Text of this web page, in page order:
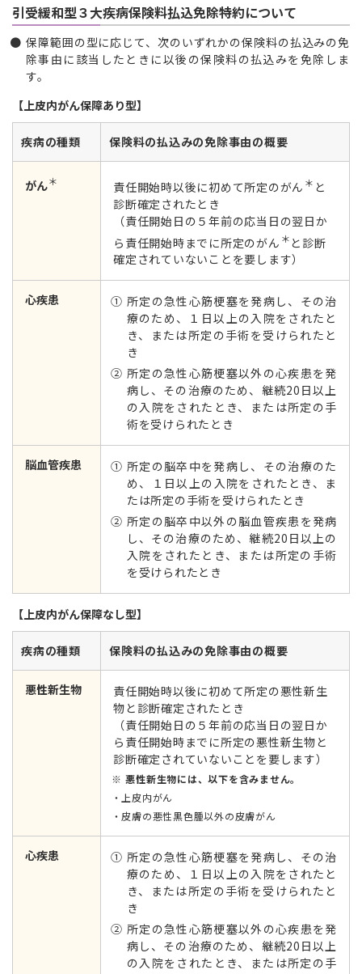
引受緩和型３大疾病保険料払込免除特約について
保障範囲の型に応じて、次のいずれかの保険料の払込みの免
除事由に該当したときに以後の保険料の払込みを免除しま
す。
【上皮内がん保障あり型】
疾病の種類 保険料の払込みの免除事由の概要
がん＊ 責任開始時以後に初めて所定のがん ＊ と
診断確定されたとき
（責任開始日の５年前の応当日の翌日か
ら責任開始時までに所定のがん ＊と診断
確定されていないことを要します）
心疾患
① 所定の急性心筋梗塞を発病し、その治
療のため、１日以上の入院をされたと
き、または所定の手術を受けられたと
き
② 所定の急性心筋梗塞以外の心疾患を発
病し、その治療のため、継続20日以上
の入院をされたとき、または所定の手
術を受けられたとき
脳血管疾患
① 所定の脳卒中を発病し、その治療のた
め、１日以上の入院をされたとき、ま
たは所定の手術を受けられたとき
② 所定の脳卒中以外の脳血管疾患を発病
し、その治療のため、継続20日以上の
入院をされたとき、または所定の手術
を受けられたとき
【上皮内がん保障なし型】
疾病の種類 保険料の払込みの免除事由の概要
悪性新生物
責任開始時以後に初めて所定の悪性新生
物と診断確定されたとき
（責任開始日の５年前の応当日の翌日か
ら責任開始時までに所定の悪性新生物と
診断確定されていないことを要します）
悪性新生物には、以下を含みません。
上皮内がん
皮膚の悪性黒色腫以外の皮膚がん
心疾患
① 所定の急性心筋梗塞を発病し、その治
療のため、１日以上の入院をされたと
き、または所定の手術を受けられたと
き
② 所定の急性心筋梗塞以外の心疾患を発
病し、その治療のため、継続20日以上
の入院をされたとき、または所定の手